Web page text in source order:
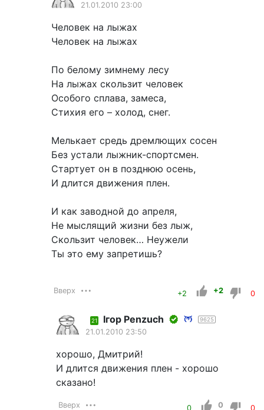
21.01.2010 23:00
Человек на лыжах
Человек на лыжах
По белому зимнему лесу
На лыжах скользит человек
Особого сплава, замеса,
Стихия его – холод, снег.
Мелькает средь дремлющих сосен
Без устали лыжник-спортсмен.
Стартует он в позднюю осень,
И длится движения плен.
И как заводной до апреля,
Не мыслящий жизни без лыж,
Скользит человек… Неужели
Ты это ему запретишь?
Вверх +2 +2 0
21 Iгор Penzuch 9625
21.01.2010 23:50
хорошо, Дмитрий!
И длится движения плен - хорошо
сказано!
Вверх 0 0 0